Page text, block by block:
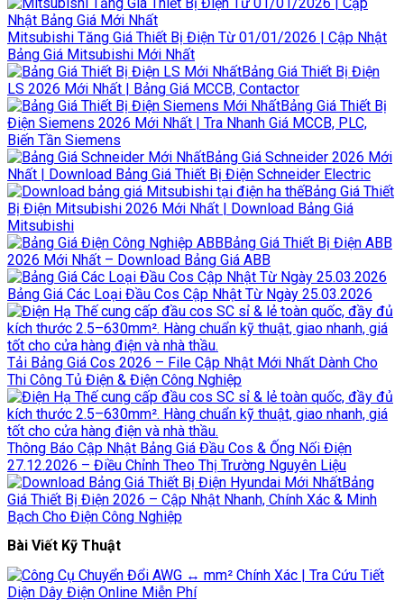
Mitsubishi Tăng Giá Thiết Bị Điện Từ 01/01/2026 | Cập Nhật
Bảng Giá Mitsubishi Mới Nhất
Bảng Giá Thiết Bị Điện
LS 2026 Mới Nhất | Bảng Giá MCCB, Contactor
Bảng Giá Thiết Bị
Điện Siemens 2026 Mới Nhất | Tra Nhanh Giá MCCB, PLC,
Biến Tần Siemens
Bảng Giá Schneider 2026 Mới
Nhất | Download Bảng Giá Thiết Bị Điện Schneider Electric
Bảng Giá Thiết
Bị Điện Mitsubishi 2026 Mới Nhất | Download Bảng Giá
Mitsubishi
Bảng Giá Thiết Bị Điện ABB
2026 Mới Nhất – Download Bảng Giá ABB
Bảng Giá Các Loại Đầu Cos Cập Nhật Từ Ngày 25.03.2026
Tải Bảng Giá Cos 2026 – File Cập Nhật Mới Nhất Dành Cho
Thi Công Tủ Điện & Điện Công Nghiệp
Thông Báo Cập Nhật Bảng Giá Đầu Cos & Ống Nối Điện
27.12.2026 – Điều Chỉnh Theo Thị Trường Nguyên Liệu
Bảng
Giá Thiết Bị Điện 2026 – Cập Nhật Nhanh, Chính Xác & Minh
Bạch Cho Điện Công Nghiệp
Bài Viết Kỹ Thuật